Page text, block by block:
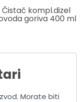
Čistač kompl.dizel
goriva 400 ml
Morate biti